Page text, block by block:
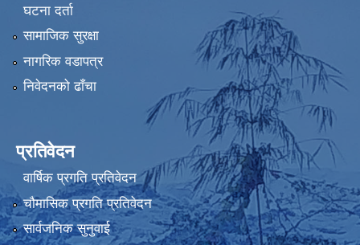
घटना दर्ता
सामाजिक सुरक्षा
नागरिक वडापत्र
निवेदनको ढाँचा
प्रतिवेदन
वार्षिक प्रगति प्रतिवेदन
चौमासिक प्रगति प्रतिवेदन
सार्वजनिक सुनुवाई